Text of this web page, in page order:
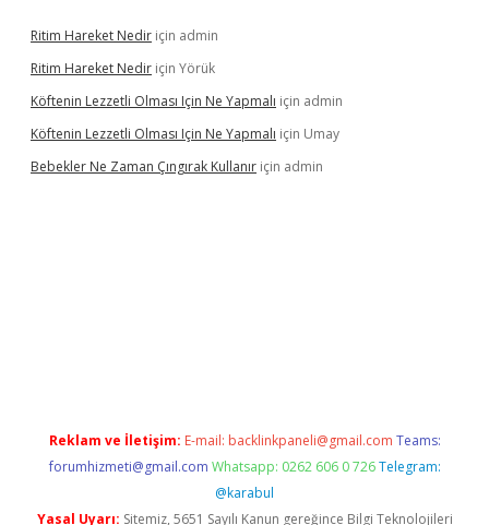
Ritim Hareket Nedir için admin
Ritim Hareket Nedir için Yörük
Köftenin Lezzetli Olması Için Ne Yapmalı için admin
Köftenin Lezzetli Olması Için Ne Yapmalı için Umay
Bebekler Ne Zaman Çıngırak Kullanır için admin
Reklam ve İletişim: E-mail: backlinkpaneli@gmail.com Teams:
forumhizmeti@gmail.com Whatsapp: 0262 606 0 726 Telegram:
@karabul
Yasal Uyarı: Sitemiz, 5651 Sayılı Kanun gereğince Bilgi Teknolojileri